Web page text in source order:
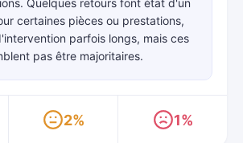
Quelques retours font état d'un
certaines pièces ou prestations,
parfois longs, mais ces
pas être majoritaires.
2% 1%